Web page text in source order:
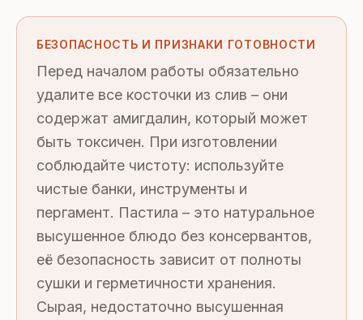
БЕЗОПАСНОСТЬ И ПРИЗНАКИ ГОТОВНОСТИ
Перед началом работы обязательно
удалите все косточки из слив – они
содержат амигдалин, который может
быть токсичен. При изготовлении
соблюдайте чистоту: используйте
чистые банки, инструменты и
пергамент. Пастила – это натуральное
высушенное блюдо без консервантов,
её безопасность зависит от полноты
сушки и герметичности хранения.
Сырая, недостаточно высушенная